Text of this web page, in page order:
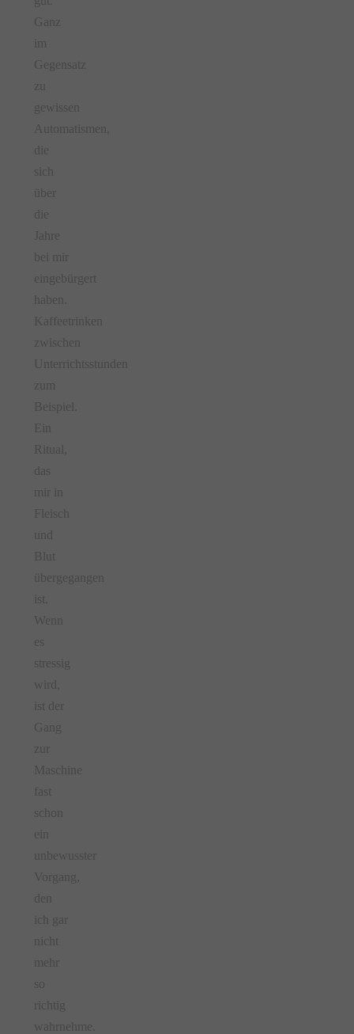
Ganz
im
Gegensatz
zu
gewissen
Automatismen,
die
sich
über
die
Jahre
bei mir
eingebürgert
haben.
Kaffeetrinken
zwischen
Unterrichtsstunden
zum
Beispiel.
Ein
Ritual,
das
mir in
Fleisch
und
Blut
übergegangen
ist.
Wenn
es
stressig
wird,
ist der
Gang
zur
Maschine
fast
schon
ein
unbewusster
Vorgang,
den
ich gar
nicht
mehr
so
richtig
wahrnehme.